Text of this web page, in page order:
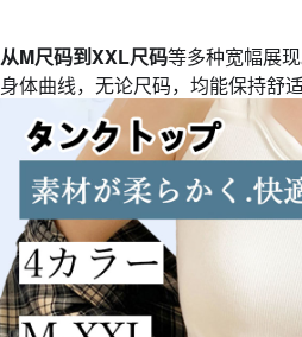
从M尺码到XXL尺码等多种宽幅展
身体曲线，无论尺码，均能保持舒